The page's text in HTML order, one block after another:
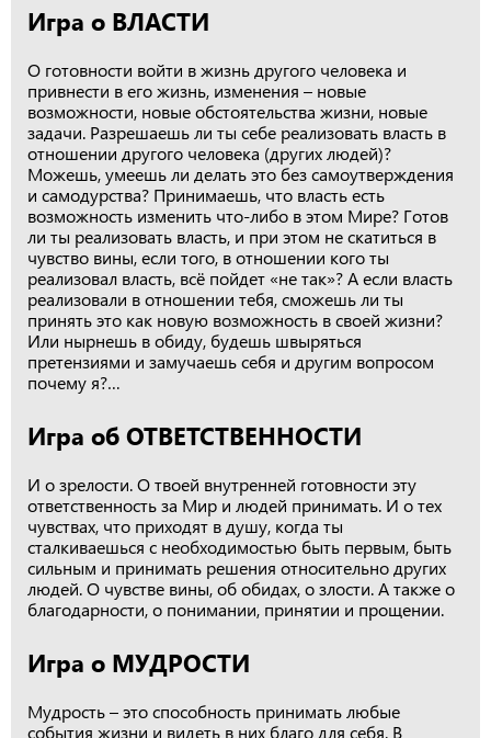
Игра о ВЛАСТИ
О готовности войти в жизнь другого человека и
привнести в его жизнь, изменения – новые
возможности, новые обстоятельства жизни, новые
задачи. Разрешаешь ли ты себе реализовать власть в
отношении другого человека (других людей)?
Можешь, умеешь ли делать это без самоутверждения
и самодурства? Принимаешь, что власть есть
возможность изменить что-либо в этом Мире? Готов
ли ты реализовать власть, и при этом не скатиться в
чувство вины, если того, в отношении кого ты
реализовал власть, всё пойдет «не так»? А если власть
реализовали в отношении тебя, сможешь ли ты
принять это как новую возможность в своей жизни?
Или нырнешь в обиду, будешь швыряться
претензиями и замучаешь себя и другим вопросом
почему я?…
Игра об ОТВЕТСТВЕННОСТИ
И о зрелости. О твоей внутренней готовности эту
ответственность за Мир и людей принимать. И о тех
чувствах, что приходят в душу, когда ты
сталкиваешься с необходимостью быть первым, быть
сильным и принимать решения относительно других
людей. О чувстве вины, об обидах, о злости. А также о
благодарности, о понимании, принятии и прощении.
Игра о МУДРОСТИ
Мудрость – это способность принимать любые
события жизни и видеть в них благо для себя. В